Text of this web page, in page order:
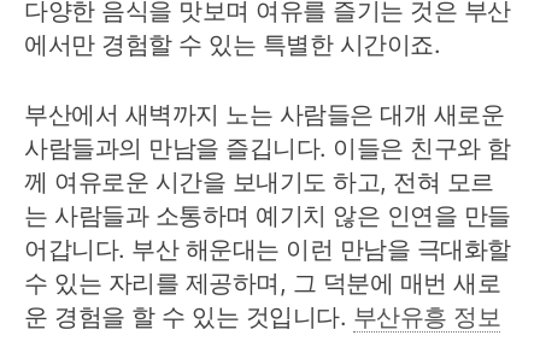
다양한 음식을 맛보며 여유를 즐기는 것은 부산
에서만 경험할 수 있는 특별한 시간이죠.
부산에서 새벽까지 노는 사람들은 대개 새로운
사람들과의 만남을 즐깁니다. 이들은 친구와 함
께 여유로운 시간을 보내기도 하고, 전혀 모르
는 사람들과 소통하며 예기치 않은 인연을 만들
어갑니다. 부산 해운대는 이런 만남을 극대화할
수 있는 자리를 제공하며, 그 덕분에 매번 새로
운 경험을 할 수 있는 것입니다. 부산유흥 정보